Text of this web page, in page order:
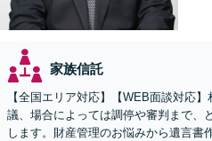
家族信託
【全国エリア対応】【WEB面談対応
議、場合によっては調停や審判まで、
します。財産管理のお悩みから遺言書